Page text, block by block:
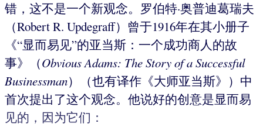
错，这不是一个新观念。罗伯特·奥普迪葛瑞夫
（Robert R. Updegraff）曾于1916年在其小册子
《“显而易见”的亚当斯：一个成功商人的故
事》（Obvious Adams: The Story of a Successful
Businessman）（也有译作《大师亚当斯》）中
首次提出了这个观念。他说好的创意是显而易
见的，因为它们：